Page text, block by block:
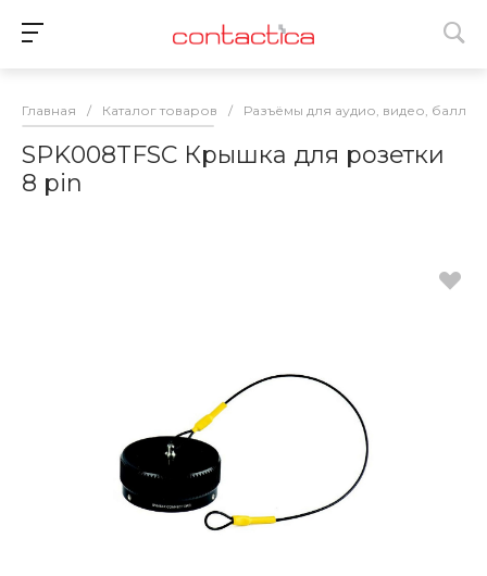
Главная / Каталог товаров / Разъёмы для аудио, видео,
SPK008TFSC Крышка для розетки
8 pin